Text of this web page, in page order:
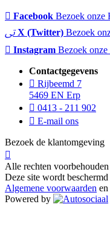
Facebook Bezoek onze
X (Twitter) Bezoek
Instagram Bezoek onze
Contactgegevens
Rijbeemd 7
5469 EN Erp
0413 - 211 902
E-mail ons
Bezoek de klantomgeving
Alle rechten voorbehouden
Deze site wordt
Algemene voorwaarden en
Powered by